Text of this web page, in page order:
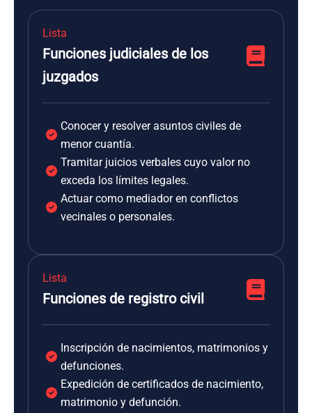
Lista
Funciones judiciales de los
juzgados
Conocer y resolver asuntos civiles de
menor cuantía.
Tramitar juicios verbales cuyo valor no
exceda los límites legales.
Actuar como mediador en conflictos
vecinales o personales.
Lista
Funciones de registro civil
Inscripción de nacimientos, matrimonios y
defunciones.
Expedición de certificados de nacimiento,
matrimonio y defunción.